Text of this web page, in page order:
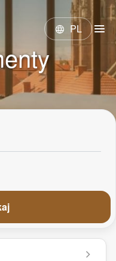
language PL menu